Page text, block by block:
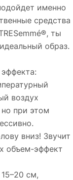
именно
средства
ты
образ.
воздух
при этом
вниз! Звучит
объем-эффект
см,